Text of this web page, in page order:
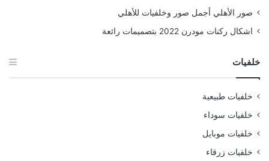
صور الأهلي أجمل صور وخلفيات للأهلي
اشكال ركنات مودرن 2022 بتصميمات رائعة
خلفيات
خلفيات طبيعية
خلفيات سوداء
خلفيات موبايل
خلفيات زرقاء